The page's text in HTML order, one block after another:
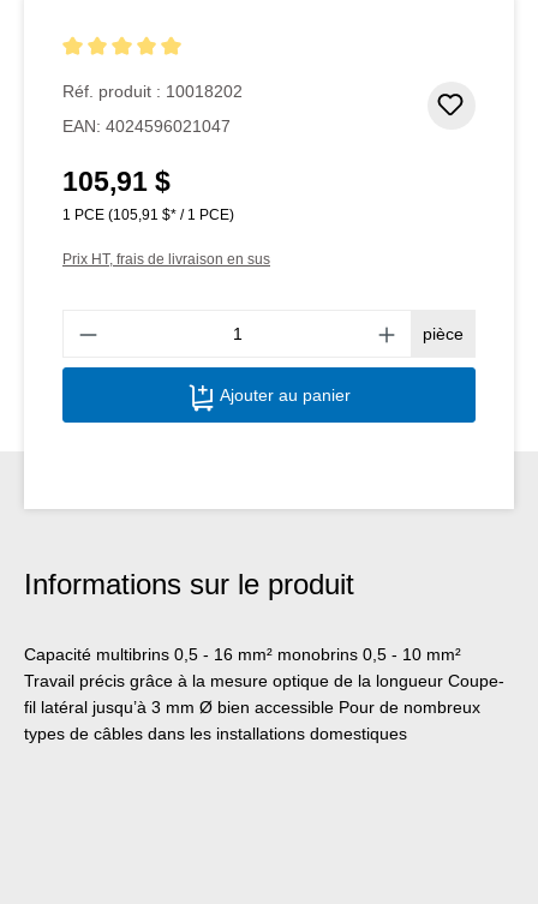
Réf. produit : 10018202
EAN: 4024596021047
Prix régulier :
105,91 $
1 PCE (105,91 $* / 1 PCE)
Prix HT, frais de livraison en sus
pièce
Ajouter au panier
Informations sur le produit
Capacité multibrins 0,5 - 16 mm² monobrins 0,5 - 10 mm²
Travail précis grâce à la mesure optique de la longueur Coupe-
fil latéral jusqu’à 3 mm Ø bien accessible Pour de nombreux
types de câbles dans les installations domestiques